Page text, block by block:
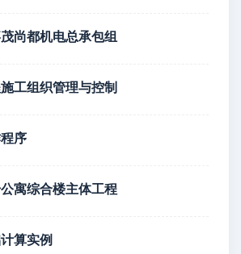
尚都机电总承包组
工组织管理与控制
序
寓综合楼主体工程
算实例